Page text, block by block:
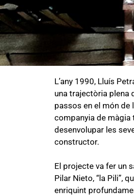
L’any 1990, Lluís
una trajectòria plena
passos en el món de
companyia de màgia
desenvolupar les
constructor.
El projecte va fer un
Pilar Nieto, “la Pili”,
enriquint